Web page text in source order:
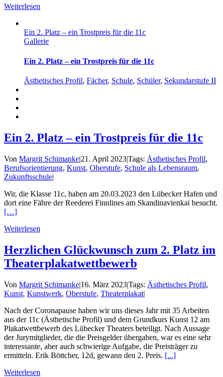
Weiterlesen
Ein 2. Platz – ein Trostpreis für die 11c
Gallerie
Ein 2. Platz – ein Trostpreis für die 11c
Ästhetisches Profil, Fächer, Schule, Schüler, Sekundarstufe II
Ein 2. Platz – ein Trostpreis für die 11c
Von Margrit Schimanke|21. April 2023|Tags: Ästhetisches Profil,
Berufsorientierung, Kunst, Oberstufe, Schule als Lebensraum,
Zukunftsschule|
Wir, die Klasse 11c, haben am 20.03.2023 den Lübecker Hafen und
dort eine Fähre der Reederei Finnlines am Skandinavienkai besucht.
[…]
Weiterlesen
Herzlichen Glückwunsch zum 2. Platz im
Theaterplakatwettbewerb
Von Margrit Schimanke|16. März 2023|Tags: Ästhetisches Profil,
Kunst, Kunstwerk, Oberstufe, Theaterplakat|
Nach der Coronapause haben wir uns dieses Jahr mit 35 Arbeiten
aus der 11c (Ästhetische Profil) und dem Grundkurs Kunst 12 am
Plakatwettbewerb des Lübecker Theaters beteiligt. Nach Aussage
der Jurymitglieder, die die Preisgelder übergaben, war es eine sehr
interessante, aber auch schwierige Aufgabe, die Preisträger zu
ermitteln. Erik Böttcher, 12d, gewann den 2. Preis. [...]
Weiterlesen